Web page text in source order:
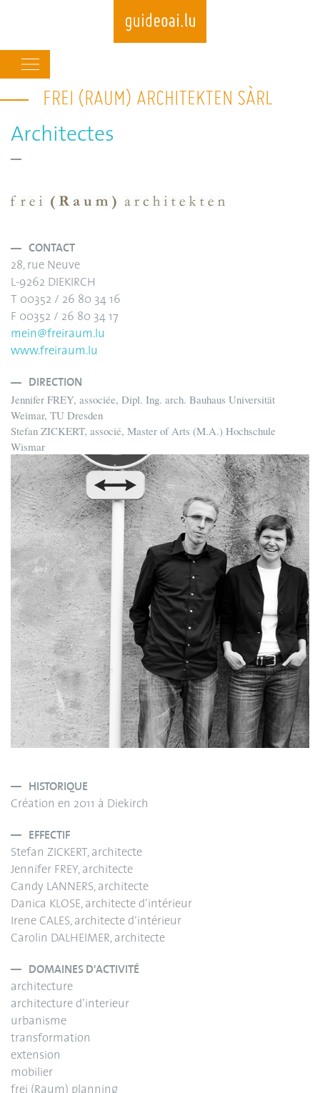
Skip
to
navigation
FREI (RAUM) ARCHITEKTEN SÀRL
Architectes
CONTACT
28, rue Neuve
L-9262 DIEKIRCH
T 00352 / 26 80 34 16
F 00352 / 26 80 34 17
mein@freiraum.lu
www.freiraum.lu
DIRECTION
Jennifer FREY, associée, Dipl. Ing. arch. Bauhaus Universität
Weimar, TU Dresden
Stefan ZICKERT, associé, Master of Arts (M.A.) Hochschule
Wismar
HISTORIQUE
Création en 2011 à Diekirch
EFFECTIF
Stefan ZICKERT, architecte
Jennifer FREY, architecte
Candy LANNERS, architecte
Danica KLOSE, architecte d‘intérieur
Irene CALES, architecte d‘intérieur
Carolin DALHEIMER, architecte
DOMAINES D'ACTIVITÉ
architecture
architecture d’interieur
urbanisme
transformation
extension
mobilier
frei (Raum) planning